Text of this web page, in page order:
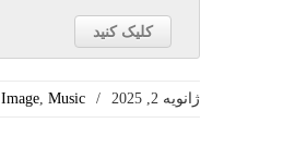
ژانویه 2, 2025 /
Image, Music